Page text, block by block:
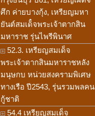
ศึก ค่ายบางกุ้ง, เหรียญมหา
ยันต์สมเด็๋จพระเจ้าตากสิน
มหาราช รุ่นไพรีพินาศ
52.3. เหรียญสมเด็จ
พระเจ้าตากสินมหาราชหลัง
มนุษกบ หน่วยสงครามพิเศษ
ทางเรือ ปี2543, รุ่นรวมพลคน
กู้ชาติ
54.4 เหรียญสมเด็จ